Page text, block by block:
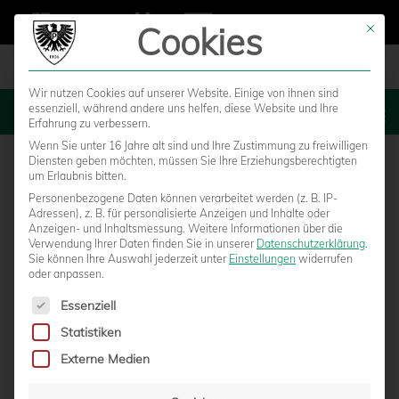
MENU
SVEN WASCHITZKI PFEIFT HEIMSPIEL
Mit
Cookies
Wir nutzen Cookies auf unserer Website. Einige von ihnen sind
essenziell, während andere uns helfen, diese Website und Ihre
Erfahrung zu verbessern.
Wenn Sie unter 16 Jahre alt sind und Ihre Zustimmung zu freiwilligen
Diensten geben möchten, müssen Sie Ihre Erziehungsberechtigten
um Erlaubnis bitten.
Personenbezogene Daten können verarbeitet werden (z. B. IP-
Adressen), z. B. für personalisierte Anzeigen und Inhalte oder
Anzeigen- und Inhaltsmessung. Weitere Informationen über die
Verwendung Ihrer Daten finden Sie in unserer Datenschutzerklärung.
Sie können Ihre Auswahl jederzeit unter Einstellungen widerrufen
oder anpassen.
Es folgt eine Liste der Service-Gruppen, für die eine
Essenziell
Statistiken
Externe Medien